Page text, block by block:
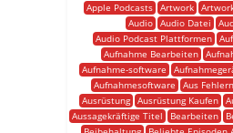
Apple Podcasts Artwork
Audio
Audio Datei
Audio Podcast Plattformen
Aufnahme Bearbeiten
Aufnahme-software
Aufnahmesoftware
Aus
Ausrüstung Ausrüstung Kaufen
Aussagekräftige Titel
Bearbeiten